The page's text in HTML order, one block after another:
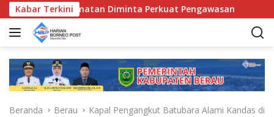
a
Kabar Terkini
Kecamatan Diminta Perkuat Pengawasan
Beranda Berau
Kapal Pengangkut Batubara Alami Kandas di